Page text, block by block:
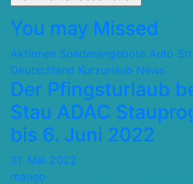
You may Missed
Aktionen Sonderangebote Auto
Deutschland Kurzurlaub News
Der Pfingsturlaub
Stau ADAC
bis 6. Juni 2022
31. Mai 2022
mango